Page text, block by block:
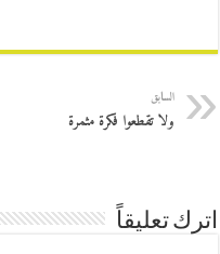
السابق
ولا تقطعوا فكرة مثمرة
اترك تعليقاً